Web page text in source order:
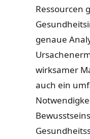
Ressourcen
genaue
wirksamer
auch ein